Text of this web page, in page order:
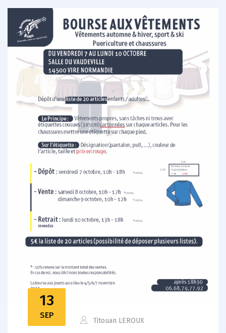
13
SEP
Titouan LEROUX